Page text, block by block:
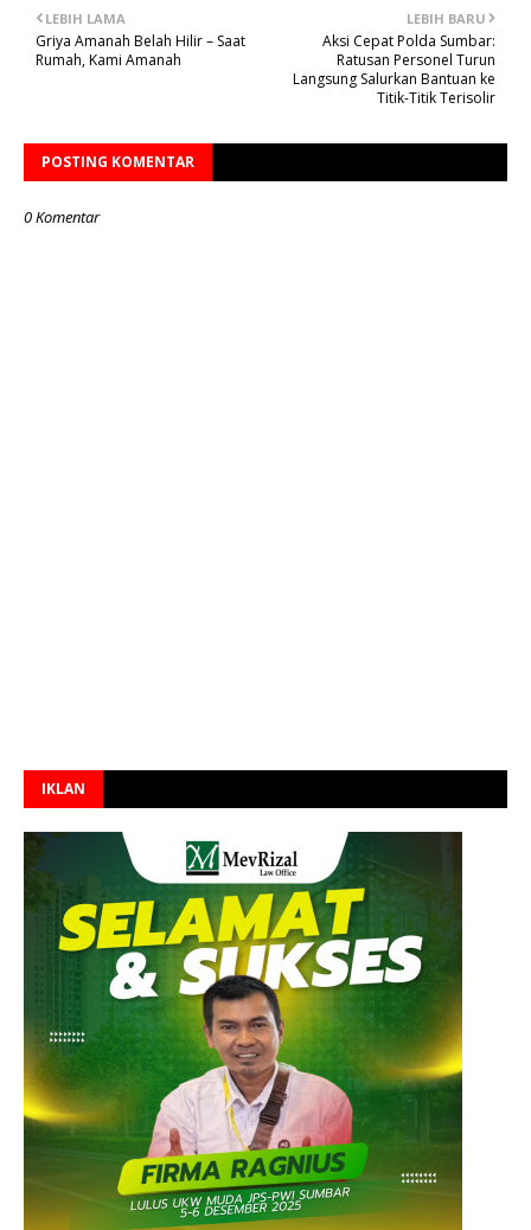
LEBIH BARU
Aksi Cepat Polda Sumbar:
Ratusan Personel Turun
Langsung Salurkan Bantuan ke
Titik-Titik Terisolir
LEBIH LAMA
Griya Amanah Belah Hilir – Saat
Rumah, Kami Amanah
POSTING KOMENTAR
0 Komentar
IKLAN